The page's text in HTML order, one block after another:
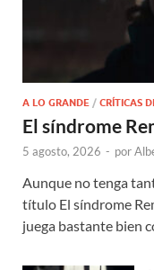
A LO GRANDE / CRÍTICAS
El síndrome
5 agosto, 2026 - por
Aunque no tenga
título El síndrome
juega bastante bien